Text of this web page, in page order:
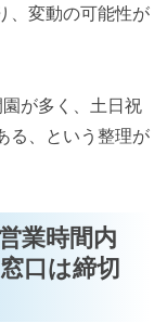
、変動の可能性が
が多く、土日祝
る、という整理が
業時間内
口は締切